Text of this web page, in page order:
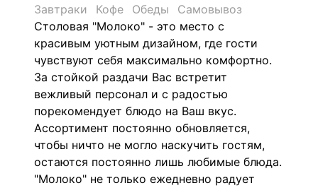
Завтраки
Кофе Обеды
Самовывоз
Столовая "Молоко" - это место с
красивым уютным дизайном, где гости
чувствуют себя максимально комфортно.
За стойкой раздачи Вас встретит
вежливый персонал и с радостью
порекомендует блюдо на Ваш вкус.
Ассортимент постоянно обновляется,
чтобы ничто не могло наскучить гостям,
остаются постоянно лишь любимые блюда.
"Молоко" не только ежедневно радует